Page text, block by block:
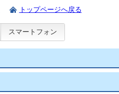
トップページへ戻る
スマートフォン